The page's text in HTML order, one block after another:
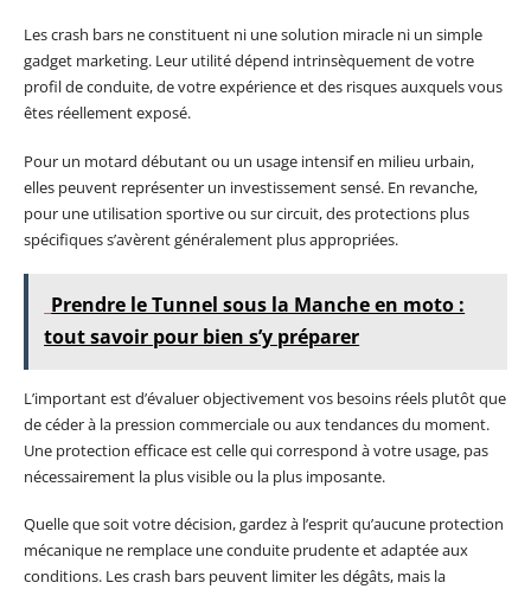
Les crash bars ne constituent ni une solution miracle ni un simple
gadget marketing. Leur utilité dépend intrinsèquement de votre
profil de conduite, de votre expérience et des risques auxquels vous
êtes réellement exposé.
Pour un motard débutant ou un usage intensif en milieu urbain,
elles peuvent représenter un investissement sensé. En revanche,
pour une utilisation sportive ou sur circuit, des protections plus
spécifiques s’avèrent généralement plus appropriées.
Prendre le Tunnel sous la Manche en moto :
tout savoir pour bien s’y préparer
L’important est d’évaluer objectivement vos besoins réels plutôt que
de céder à la pression commerciale ou aux tendances du moment.
Une protection efficace est celle qui correspond à votre usage, pas
nécessairement la plus visible ou la plus imposante.
Quelle que soit votre décision, gardez à l’esprit qu’aucune protection
mécanique ne remplace une conduite prudente et adaptée aux
conditions. Les crash bars peuvent limiter les dégâts, mais la